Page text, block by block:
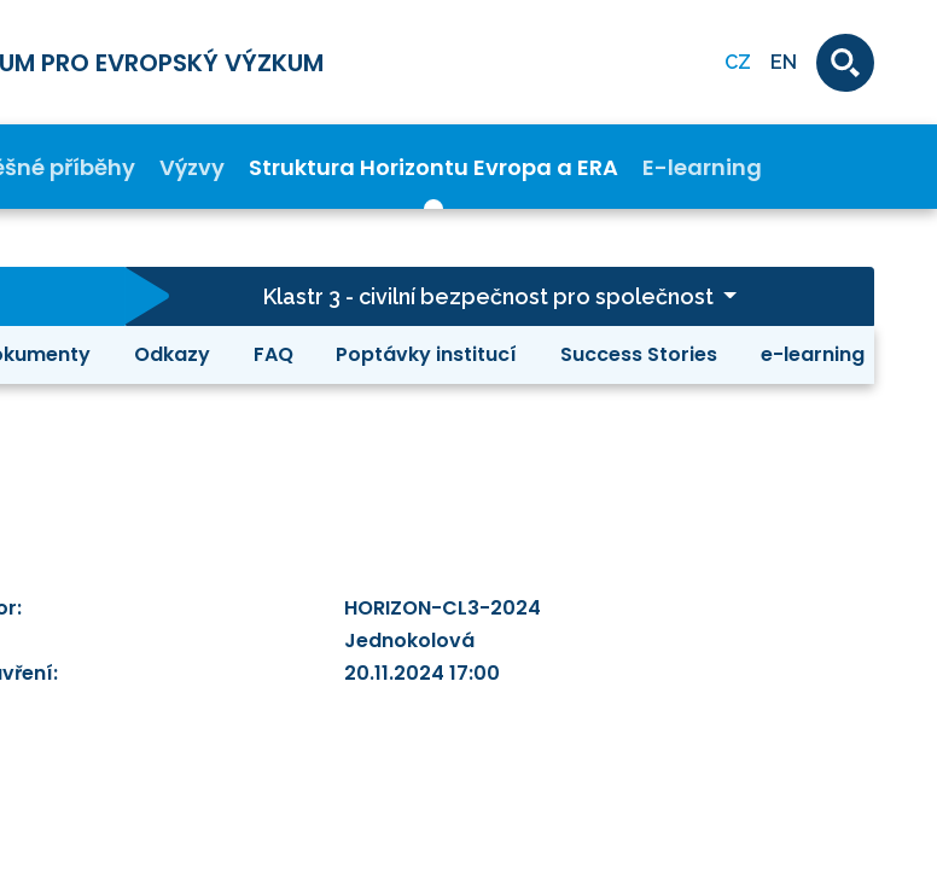
PRO EVROPSKÝ VÝZKUM CZ EN
příběhy Výzvy Struktura Horizontu Evropa a ERA E-learning
Klastr 3 - civilní bezpečnost pro společnost
Odkazy FAQ Poptávky institucí Success Stories e-learning
HORIZON-CL3-2024
Jednokolová
20.11.2024 17:00